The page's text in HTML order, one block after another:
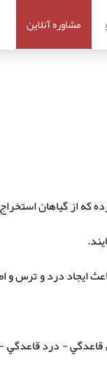
مشاوره آنلاین
كه از گياهان
ايجاد درد و ترس و
قاعدگي - درد